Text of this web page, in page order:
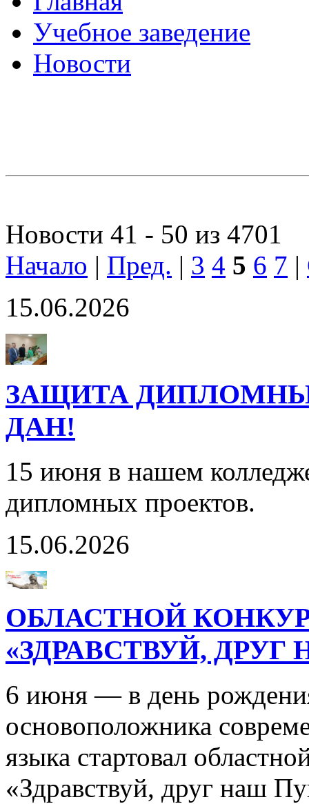
Учебное заведение
Новости
Новости 41 - 50 из 4701
Начало | Пред. | 3 4 5 6 7 |
15.06.2026
ЗАЩИТА
ДАН!
15 июня в нашем
дипломных проектов.
15.06.2026
ОБЛАСТНОЙ
«ЗДРАВСТВУЙ,
6 июня — в день
основоположника
языка стартовал
«Здравствуй, друг наш